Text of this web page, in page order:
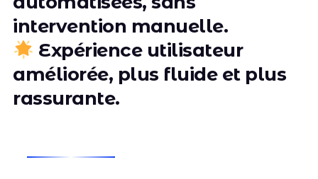
intervention manuelle.
Expérience utilisateur
améliorée, plus fluide et plus
rassurante.